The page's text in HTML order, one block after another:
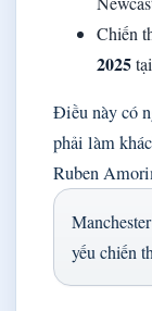
Chiến
2025
Điều này có
phải làm
Ruben
yếu chiến